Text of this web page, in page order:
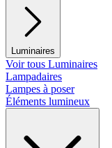
Luminaires
Voir tous Luminaires
Lampadaires
Lampes à poser
Éléments lumineux